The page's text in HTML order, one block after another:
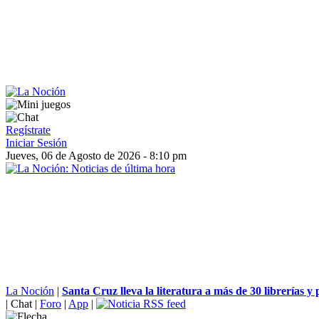
Regístrate
Iniciar Sesión
Jueves, 06 de Agosto de 2026 - 8:10 pm
La Noción | Santa Cruz lleva la literatura a más de 30 librerías y
| Chat | Foro | App |